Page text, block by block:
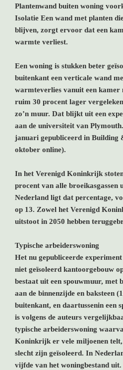
Plantenwand buiten woning
Isolatie Een wand met planten
blijven, zorgt ervoor dat een
warmte verliest.
Een woning is stukken beter
buitenkant een verticale wand
warmteverlies vanuit een kamer
ruim 30 procent lager
zo’n muur. Dat blijkt uit een
aan de universiteit van
januari gepubliceerd in Building
oktober online).
In het Verenigd Koninkrijk
procent van alle broeikasgassen
Nederland ligt dat percentage,
op 13. Zowel het Verenigd
uitstoot in 2050 hebben
Typische arbeiderswoning
Het nu gepubliceerde
niet geïsoleerd kantoorgebouw
bestaat uit een spouwmuur, met
aan de binnenzijde en baksteen
buitenkant, en daartussenin een
is volgens de auteurs
typische arbeiderswoning
Koninkrijk er vele miljoenen
slecht zijn geïsoleerd. In
vijfde van het woningbestand uit.